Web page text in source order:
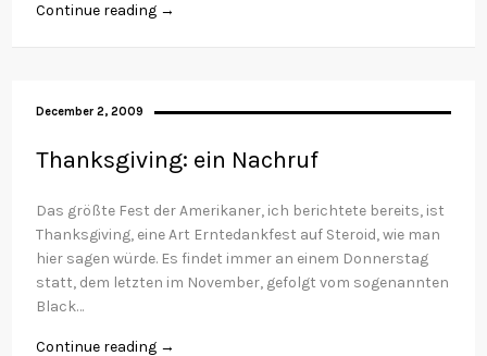
Continue reading →
December 2, 2009
Thanksgiving: ein Nachruf
Das größte Fest der Amerikaner, ich berichtete bereits, ist
Thanksgiving, eine Art Erntedankfest auf Steroid, wie man
hier sagen würde. Es findet immer an einem Donnerstag
statt, dem letzten im November, gefolgt vom sogenannten
Black…
Continue reading →